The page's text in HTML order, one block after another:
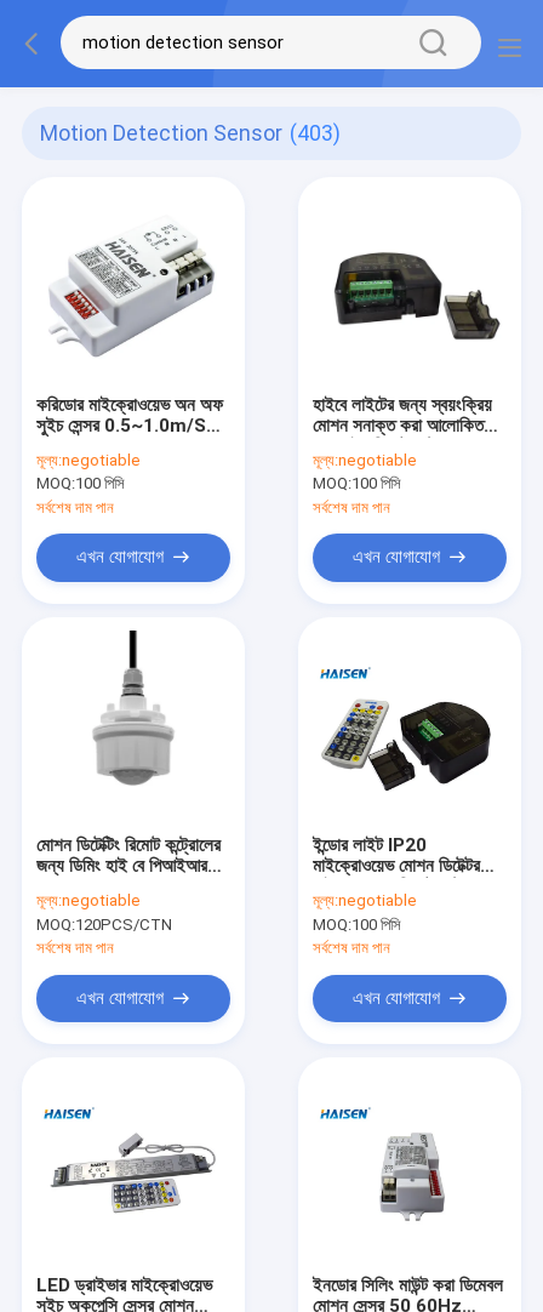
Motion Detection Sensor (403)
করিডোর মাইক্রোওয়েভ অন অফ
সুইচ সেন্সর 0.5~1.0m/S
মূল্য:negotiable
MOQ:100 পিসি
সর্বশেষ দাম পান
এখন যোগাযোগ
হাইবে লাইটের জন্য স্বয়ংক্রিয়
মোশন সনাক্ত করা আলোকিত
মূল্য:negotiable
MOQ:100 পিসি
সর্বশেষ দাম পান
এখন যোগাযোগ
মোশন ডিটেক্টিং রিমোট কন্ট্রোলের
জন্য ডিমিং হাই বে পিআইআর
মূল্য:negotiable
MOQ:120PCS/CTN
সর্বশেষ দাম পান
এখন যোগাযোগ
ইন্ডোর লাইট IP20
মাইক্রোওয়েভ মোশন ডিটেক্টর
মূল্য:negotiable
MOQ:100 পিসি
সর্বশেষ দাম পান
এখন যোগাযোগ
LED ড্রাইভার মাইক্রোওয়েভ
সুইচ অকুপেন্সি সেন্সর মোশন
ইনডোর সিলিং মাউন্ট করা ডিমেবল
মোশন সেন্সর 50 60Hz